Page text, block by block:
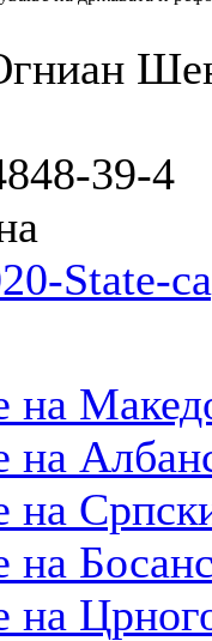
39-4
State-